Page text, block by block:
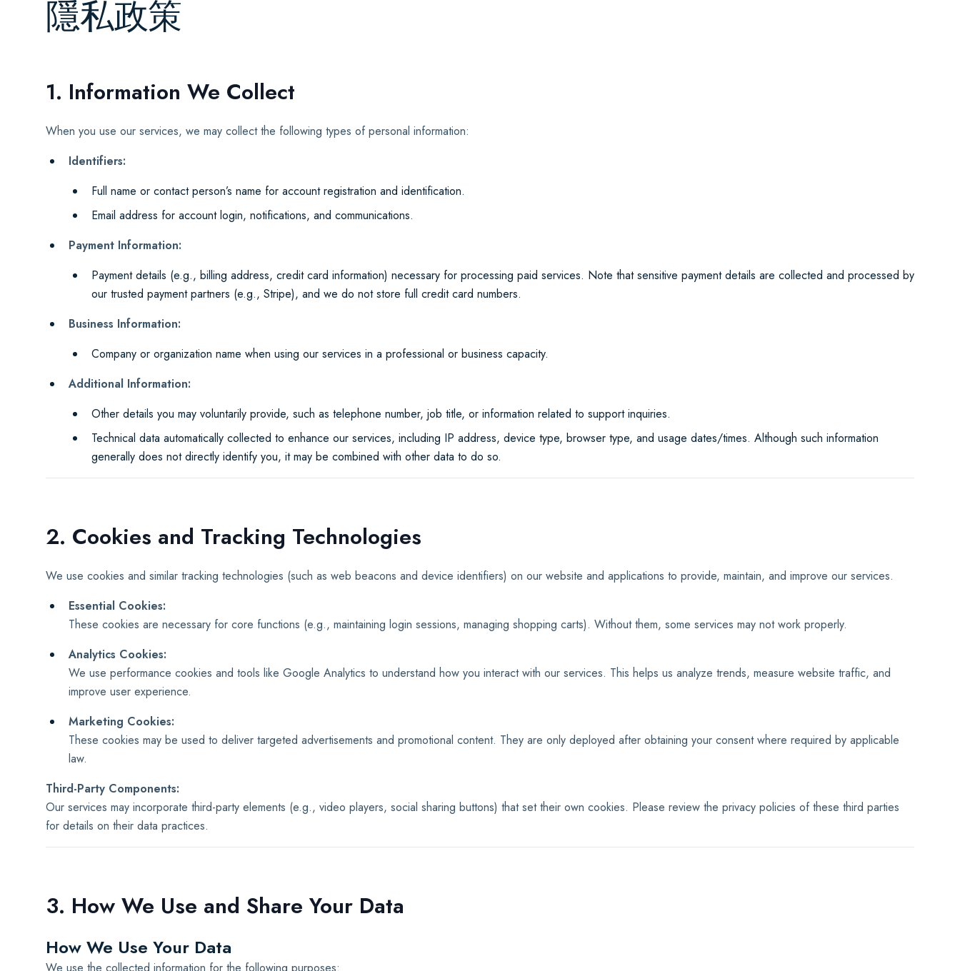
隱私政策
1. Information We Collect
When you use our services, we may collect the following types of personal information:
Identifiers:
Full name or contact person’s name for account registration and identification.
Email address for account login, notifications, and communications.
Payment Information:
Payment details (e.g., billing address, credit card information) necessary for processing paid services. Note that sensitive payment details are collected and processed by
our trusted payment partners (e.g., Stripe), and we do not store full credit card numbers.
Business Information:
Company or organization name when using our services in a professional or business capacity.
Additional Information:
Other details you may voluntarily provide, such as telephone number, job title, or information related to support inquiries.
Technical data automatically collected to enhance our services, including IP address, device type, browser type, and usage dates/times. Although such information
generally does not directly identify you, it may be combined with other data to do so.
2. Cookies and Tracking Technologies
We use cookies and similar tracking technologies (such as web beacons and device identifiers) on our website and applications to provide, maintain, and improve our services.
Essential Cookies:
These cookies are necessary for core functions (e.g., maintaining login sessions, managing shopping carts). Without them, some services may not work properly.
Analytics Cookies:
We use performance cookies and tools like Google Analytics to understand how you interact with our services. This helps us analyze trends, measure website traffic, and
improve user experience.
Marketing Cookies:
These cookies may be used to deliver targeted advertisements and promotional content. They are only deployed after obtaining your consent where required by applicable
law.
Third-Party Components:
Our services may incorporate third-party elements (e.g., video players, social sharing buttons) that set their own cookies. Please review the privacy policies of these third parties
for details on their data practices.
3. How We Use and Share Your Data
How We Use Your Data